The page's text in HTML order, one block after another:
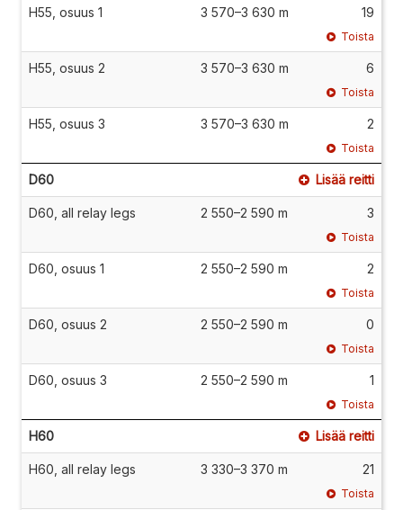
H55, osuus 1 3 570–3 630 m 19
Toista
H55, osuus 2 3 570–3 630 m 6
Toista
H55, osuus 3 3 570–3 630 m 2
Toista
D60 Lisää reitti
D60, all relay legs 2 550–2 590 m 3
Toista
D60, osuus 1 2 550–2 590 m 2
Toista
D60, osuus 2 2 550–2 590 m 0
Toista
D60, osuus 3 2 550–2 590 m 1
Toista
H60 Lisää reitti
H60, all relay legs 3 330–3 370 m 21
Toista